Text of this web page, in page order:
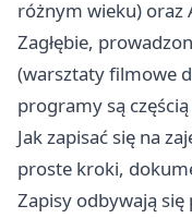
różnym wieku) oraz
Zagłębie,
(warsztaty filmowe
programy są
Jak zapisać się na
proste kroki,
Zapisy odbywają